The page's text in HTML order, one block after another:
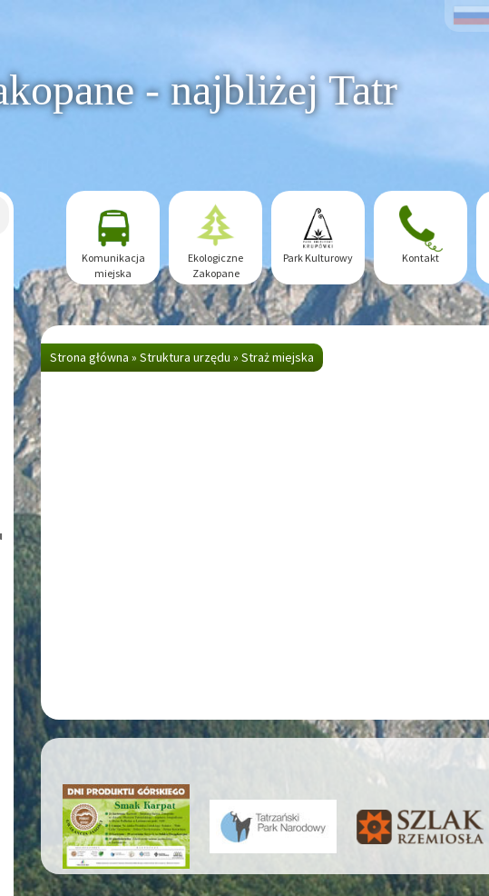
- najbliżej Tatr
Komunikacja
miejska
Ekologiczne
Zakopane
Park Kulturowy Kontakt
Strona główna » Struktura urzędu » Straż miejska